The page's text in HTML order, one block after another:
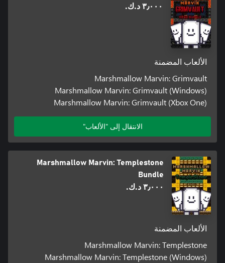
٣٫٠٠٠ د.ك.‏
الألعاب المضمنة
Marshmallow Marvin: Grimvault
Marshmallow Marvin: Grimvault (Windows)
Marshmallow Marvin: Grimvault (Xbox One)
الانتقال إلى "الألعاب"
Marshmallow Marvin: Templestone
Bundle
٣٫٠٠٠ د.ك.‏
الألعاب المضمنة
Marshmallow Marvin: Templestone
Marshmallow Marvin: Templestone (Windows)